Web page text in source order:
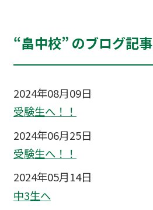
“畠中校” のブログ記事
2024年08月09日
受験生へ！！
2024年06月25日
受験生へ！！
2024年05月14日
中3生へ